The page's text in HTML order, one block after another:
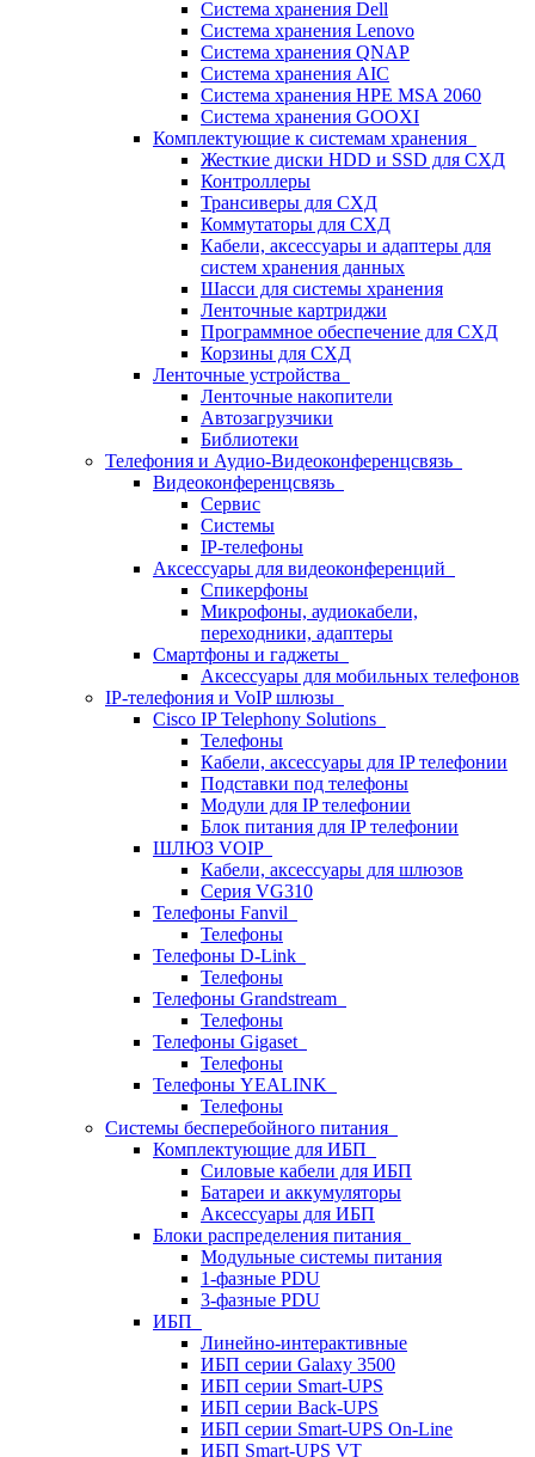
Система хранения Dell
Система хранения Lenovo
Система хранения QNAP
Система хранения AIC
Система хранения HPE MSA 2060
Система хранения GOOXI
Комплектующие к системам хранения
Жесткие диски HDD и SSD для СХД
Контроллеры
Трансиверы для СХД
Коммутаторы для СХД
Кабели, аксессуары и адаптеры для
систем хранения данных
Шасси для системы хранения
Ленточные картриджи
Программное обеспечение для СХД
Корзины для СХД
Ленточные устройства
Ленточные накопители
Автозагрузчики
Библиотеки
Телефония и Аудио-Видеоконференцсвязь
Видеоконференцсвязь
Сервис
Системы
IP-телефоны
Аксессуары для видеоконференций
Спикерфоны
Микрофоны, аудиокабели,
переходники, адаптеры
Смартфоны и гаджеты
Аксессуары для мобильных телефонов
IP-телефония и VoIP шлюзы
Cisco IP Telephony Solutions
Телефоны
Кабели, аксессуары для IP телефонии
Подставки под телефоны
Модули для IP телефонии
Блок питания для IP телефонии
ШЛЮЗ VOIP
Кабели, аксессуары для шлюзов
Серия VG310
Телефоны Fanvil
Телефоны
Телефоны D-Link
Телефоны
Телефоны Grandstream
Телефоны
Телефоны Gigaset
Телефоны
Телефоны YEALINK
Телефоны
Системы бесперебойного питания
Комплектующие для ИБП
Силовые кабели для ИБП
Батареи и аккумуляторы
Аксессуары для ИБП
Блоки распределения питания
Модульные системы питания
1-фазные PDU
3-фазные PDU
ИБП
Линейно-интерактивные
ИБП серии Galaxy 3500
ИБП серии Smart-UPS
ИБП серии Back-UPS
ИБП серии Smart-UPS On-Line
ИБП Smart-UPS VT